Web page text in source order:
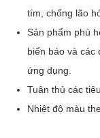
tím, chống lão
Sản phẩm phù
biển báo và các
ứng dụng.
Tuân thủ các
Nhiệt độ màu